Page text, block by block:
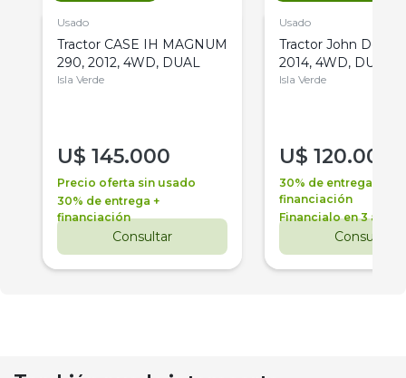
Usado
Tractor CASE IH MAGNUM
290, 2012, 4WD, DUAL
Isla Verde
U$ 145.000
Precio oferta sin usado
30% de entrega +
financiación
Consultar
Usado
Tractor John Deere
2014, 4WD, DUAL
Isla Verde
U$ 120.000
30% de entrega +
financiación
Financialo en 3 años
Consultar